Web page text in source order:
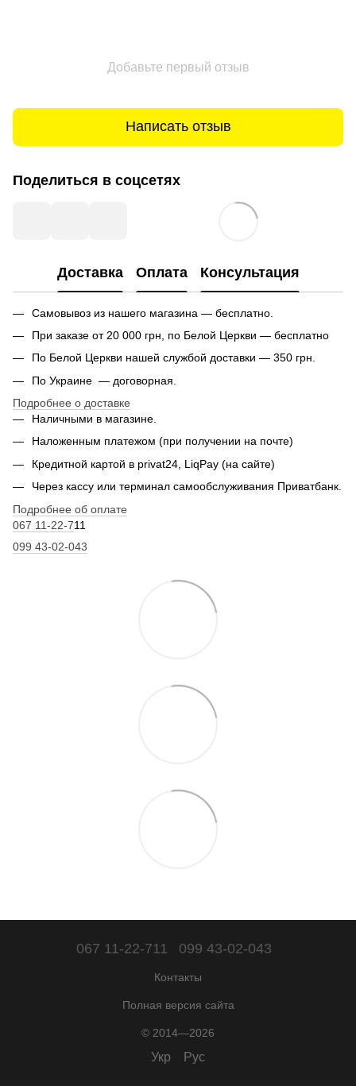
Добавьте первый отзыв
Написать отзыв
Поделиться в соцсетях
Доставка Оплата Консультация
Самовывоз из нашего магазина — бесплатно.
При заказе от 20 000 грн, по Белой Церкви — бесплатно
По Белой Церкви нашей службой доставки — 350 грн.
По Украине — договорная.
Подробнее о доставке
Наличными в магазине.
Наложенным платежом (при получении на почте)
Кредитной картой в privat24, LiqPay (на сайте)
Через кассу или терминал самообслуживания Приватбанк.
Подробнее об оплате
067 11-22-711
099 43-02-043
067 11-22-711 099 43-02-043
Контакты
Полная версия сайта
© 2014—2026
Укр Рус